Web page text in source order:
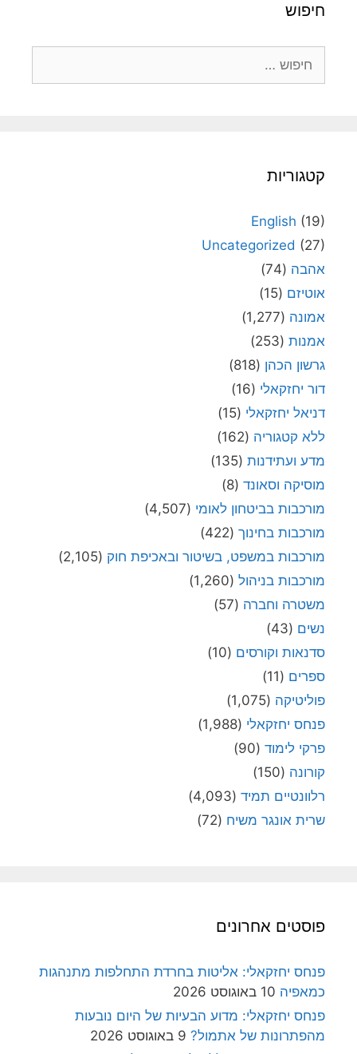
חיפוש
קטגוריות
English (19)
Uncategorized (27)
אהבה (74)
אוטיזם (15)
אמונה (1,277)
אמנות (253)
גרשון הכהן (818)
דור יחזקאלי (16)
דניאל יחזקאלי (15)
ללא קטגוריה (162)
מדע ועתידנות (135)
מוסיקה וסאונד (8)
מורכבות בביטחון לאומי (4,507)
מורכבות בחינוך (422)
מורכבות במשפט, בשיטור ובאכיפת חוק (2,105)
מורכבות בניהול (1,260)
משטרה וחברה (57)
נשים (43)
סדנאות וקורסים (10)
ספרים (11)
פוליטיקה (1,075)
פנחס יחזקאלי (1,988)
פרקי לימוד (90)
קורונה (150)
רלוונטיים תמיד (4,093)
שרית אונגר משיח (72)
פוסטים אחרונים
פנחס יחזקאלי: אליטות בחרדת התחלפות מתנהגות
כמאפיה 10 באוגוסט 2026
פנחס יחזקאלי: מדוע הבעיות של היום נובעות
מהפתרונות של אתמול? 9 באוגוסט 2026